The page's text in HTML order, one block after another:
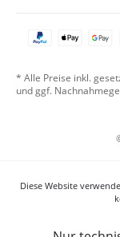
* Alle Preise inkl.
und ggf.
Diese Website